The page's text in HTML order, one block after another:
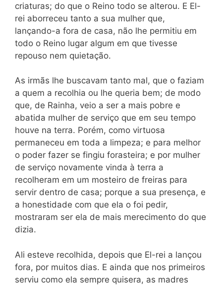
criaturas; do que o Reino todo se alterou. E El-
rei aborreceu tanto a sua mulher que,
lançando-a fora de casa, não lhe permitiu em
todo o Reino lugar algum em que tivesse
repouso nem quietação.
As irmãs lhe buscavam tanto mal, que o faziam
a quem a recolhia ou lhe queria bem; de modo
que, de Rainha, veio a ser a mais pobre e
abatida mulher de serviço que em seu tempo
houve na terra. Porém, como virtuosa
permaneceu em toda a limpeza; e para melhor
o poder fazer se fingiu forasteira; e por mulher
de serviço novamente vinda à terra a
recolheram em um mosteiro de freiras para
servir dentro de casa; porque a sua presença, e
a honestidade com que ela o foi pedir,
mostraram ser ela de mais merecimento do que
dizia.
Ali esteve recolhida, depois que El-rei a lançou
fora, por muitos dias. E ainda que nos primeiros
serviu como ela sempre quisera, as madres